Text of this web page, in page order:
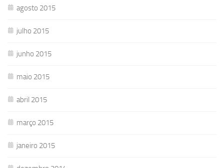
agosto 2015
julho 2015
junho 2015
maio 2015
abril 2015
março 2015
janeiro 2015